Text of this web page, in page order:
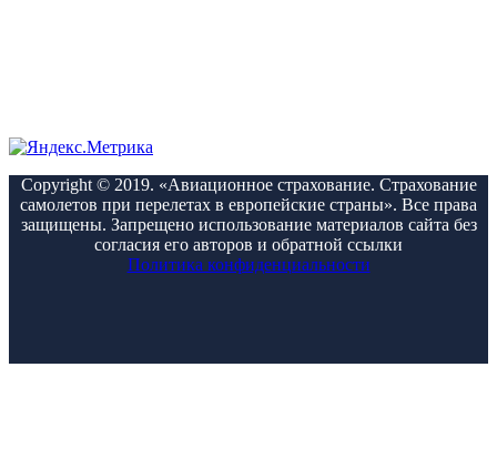
Copyright © 2019. «Авиационное страхование. Страхование
самолетов при перелетах в европейские страны». Все права
защищены. Запрещено использование материалов сайта без
согласия его авторов и обратной ссылки
Политика конфиденциальности